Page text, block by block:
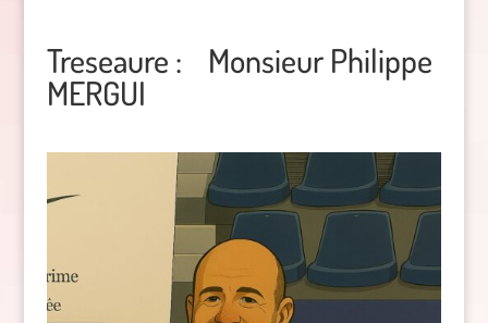
Treseaure : Monsieur Philippe
MERGUI